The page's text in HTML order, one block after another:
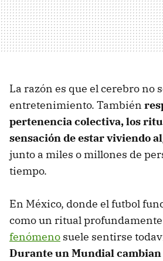
La razón es que el cerebro no
entretenimiento. También
pertenencia colectiva, los
sensación de estar viviendo
junto a miles o millones de
tiempo.
En México, donde el futbol
como un ritual
fenómeno suele sentirse
Durante un Mundial